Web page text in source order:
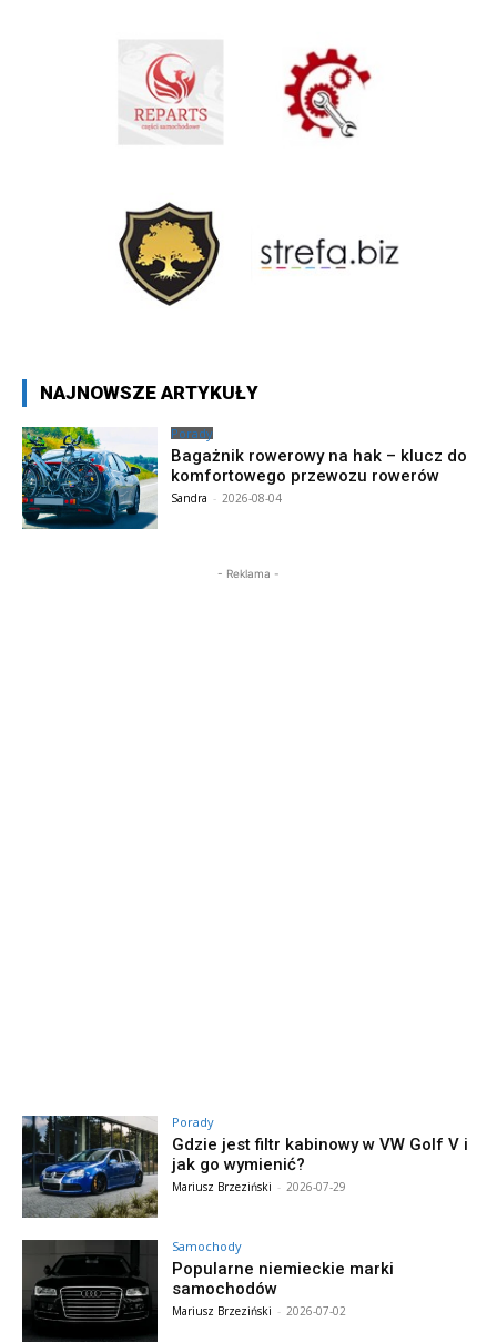
NAJNOWSZE ARTYKUŁY
Porady
Bagażnik rowerowy na hak – klucz do
komfortowego przewozu rowerów
Sandra - 2026-08-04
- Reklama -
Porady
Gdzie jest filtr kabinowy w VW Golf V i
jak go wymienić?
Mariusz Brzeziński - 2026-07-29
Samochody
Popularne niemieckie marki
samochodów
Mariusz Brzeziński - 2026-07-02